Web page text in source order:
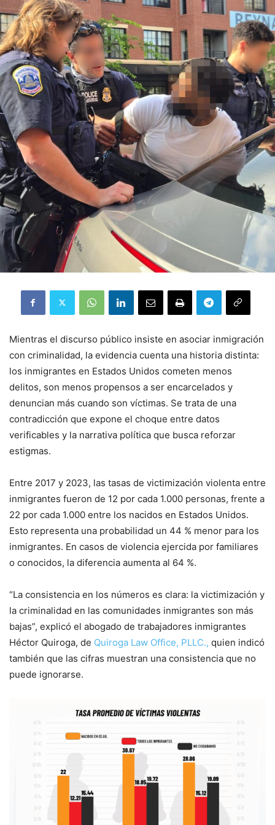
Mientras el discurso público insiste en asociar inmigración
con criminalidad, la evidencia cuenta una historia distinta:
los inmigrantes en Estados Unidos cometen menos
delitos, son menos propensos a ser encarcelados y
denuncian más cuando son víctimas. Se trata de una
contradicción que expone el choque entre datos
verificables y la narrativa política que busca reforzar
estigmas.
Entre 2017 y 2023, las tasas de victimización violenta entre
inmigrantes fueron de 12 por cada 1.000 personas, frente a
22 por cada 1.000 entre los nacidos en Estados Unidos.
Esto representa una probabilidad un 44 % menor para los
inmigrantes. En casos de violencia ejercida por familiares
o conocidos, la diferencia aumenta al 64 %.
“La consistencia en los números es clara: la victimización y
la criminalidad en las comunidades inmigrantes son más
bajas”, explicó el abogado de trabajadores inmigrantes
Héctor Quiroga, de Quiroga Law Office, PLLC., quien indicó
también que las cifras muestran una consistencia que no
puede ignorarse.